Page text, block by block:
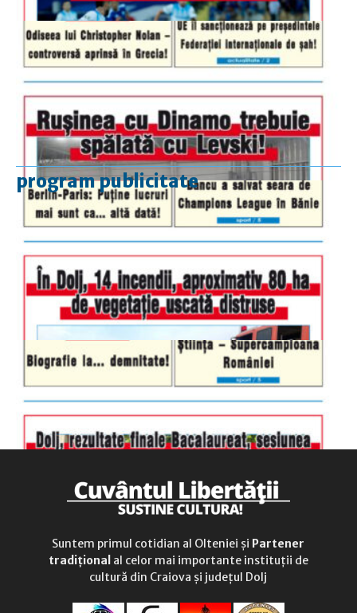
program publicitate
luni-vineri
9.00 - 17.00
duminică
9.00 - 12.00
Suntem primul cotidian al Olteniei și Partener
tradițional al celor mai importante instituții de
cultură din Craiova și județul Dolj